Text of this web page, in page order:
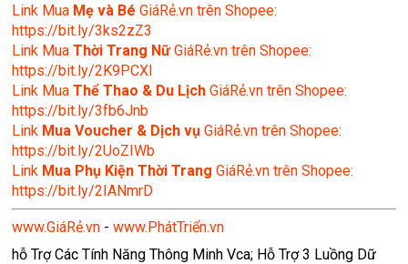
Link Mua Mẹ và Bé GiáRẻ.vn trên Shopee:
https://bit.ly/3ks2zZ3
Link MuaThời Trang NữGiáRẻ.vn trên Shopee:
https://bit.ly/2K9PCXl
Link Mua Thể Thao & Du Lịch GiáRẻ.vn trên Shopee:
https://bit.ly/3fb6Jnb
Link Mua Voucher & Dịch vụ GiáRẻ.vn trên Shopee:
https://bit.ly/2UoZIWb
Link Mua Phụ Kiện Thời TrangGiáRẻ.vn trên Shopee:
https://bit.ly/2IANmrD
www.GiáRẻ.vn -www.PhátTriển.vn
hỗ Trợ Các Tính Năng Thông Minh Vca; Hỗ Trợ 3 Luồng Dữ